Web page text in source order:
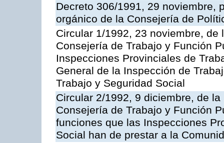
Decreto 306/1991, 29 noviembre,
orgánico de la Consejería de
Circular 1/1992, 23 noviembre,
Consejería de Trabajo y Función
Inspecciones Provinciales de
General de la Inspección de
Trabajo y Seguridad Social
Circular 2/1992, 9 diciembre, de
Consejería de Trabajo y Función
funciones que las Inspecciones
Social han de prestar a la